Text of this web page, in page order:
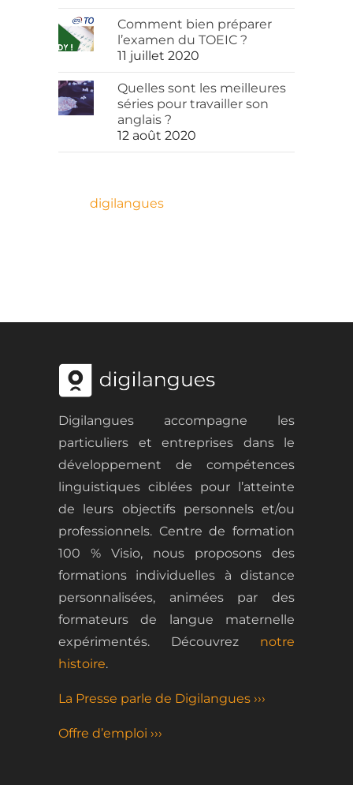
Comment bien préparer
l’examen du TOEIC ?
11 juillet 2020
Quelles sont les meilleures
séries pour travailler son
anglais ?
12 août 2020
digilangues
Digilangues accompagne les
particuliers et entreprises dans le
développement de
compétences
linguistiques ciblées pour l’atteinte
de leurs objectifs personnels et/ou
professionnels. Centre de formation
100 % Visio, nous proposons des
formations individuelles à distance
personnalisées, animées par des
formateurs de langue maternelle
expérimentés. Découvrez notre
histoire.
La Presse parle de Digilangues ›››
Offre d’emploi ›››